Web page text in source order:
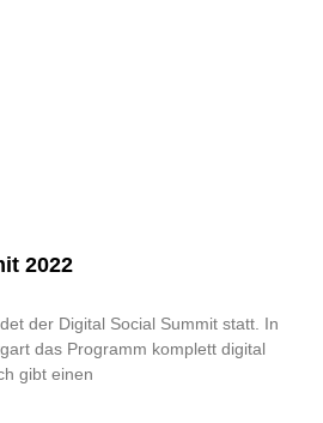
2022
der Digital Social Summit statt. In
das Programm komplett digital
gibt einen